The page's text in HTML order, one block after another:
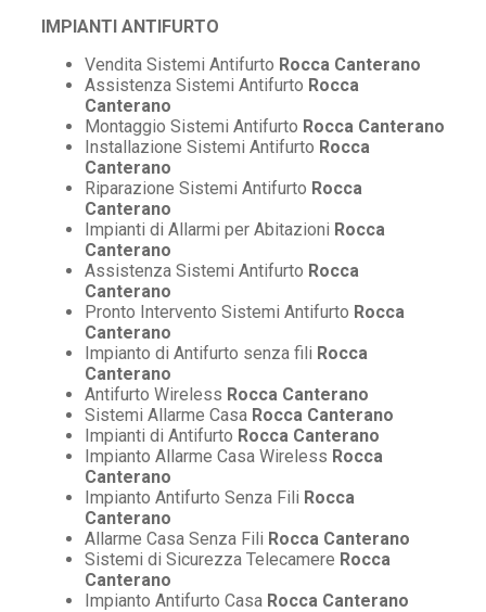
IMPIANTI ANTIFURTO
Vendita Sistemi Antifurto Rocca Canterano
Assistenza Sistemi Antifurto Rocca
Canterano
Montaggio Sistemi Antifurto Rocca Canterano
Installazione Sistemi Antifurto Rocca
Canterano
Riparazione Sistemi Antifurto Rocca
Canterano
Impianti di Allarmi per Abitazioni Rocca
Canterano
Assistenza Sistemi Antifurto Rocca
Canterano
Pronto Intervento Sistemi Antifurto Rocca
Canterano
Impianto di Antifurto senza fili Rocca
Canterano
Antifurto Wireless Rocca Canterano
Sistemi Allarme Casa Rocca Canterano
Impianti di Antifurto Rocca Canterano
Impianto Allarme Casa Wireless Rocca
Canterano
Impianto Antifurto Senza Fili Rocca
Canterano
Allarme Casa Senza Fili Rocca Canterano
Sistemi di Sicurezza Telecamere Rocca
Canterano
Impianto Antifurto Casa Rocca Canterano